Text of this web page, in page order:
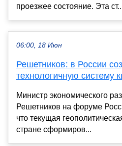
проезжее состояние. Эта
06:00, 18 Июн
Решетников: в России
технологичную систему
Министр экономического
Решетников на форуме
что текущая
стране сформиров...